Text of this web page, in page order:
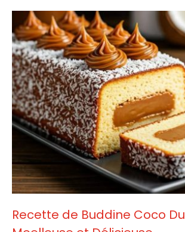
Recette de Buddine Coco